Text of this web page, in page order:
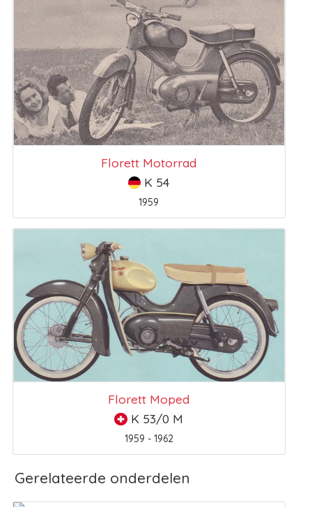
Florett Motorrad
K 54
1959
Florett Moped
K 53/0 M
1959 - 1962
Gerelateerde onderdelen